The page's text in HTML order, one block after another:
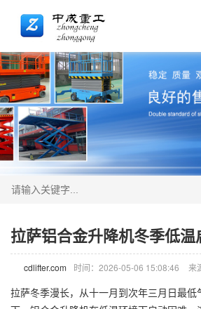
拉萨铝合金升降机冬季低
cdlifter.com 时间：2026-05-06 15:08:46 来
拉萨冬季漫长，从十一月到次年三月日最低